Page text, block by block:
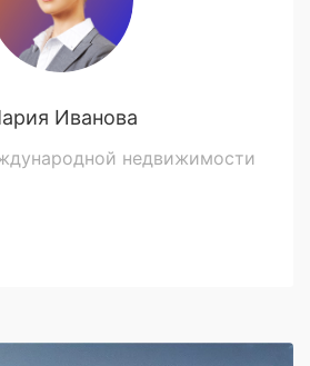
Иванова
недвижимости